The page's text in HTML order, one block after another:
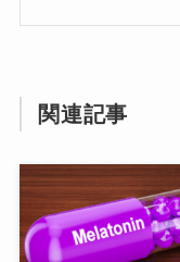
関連記事